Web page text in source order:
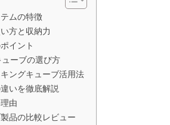
ムの特徴
方と収納力
イント
ーブの選び方
ングキューブ活用法
いを徹底解説
由
品の比較レビュー